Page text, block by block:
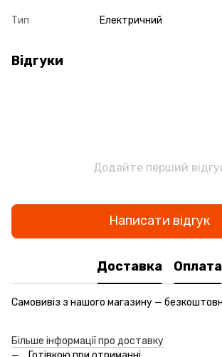
Тип Електричний
Відгуки
Додайте перший
Написати відгук
Доставка Оплата
Самовивіз з нашого магазину —
Більше інформації про доставку